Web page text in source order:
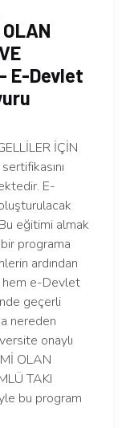
E-Devlet
İÇİN
E-
eğitimi almak
programa
ardından
hem e-Devlet
geçerli
nereden
onaylı
OLAN
TAKI
bu program